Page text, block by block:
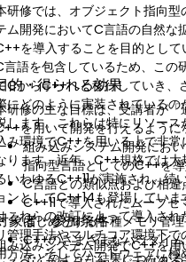
研修では、オブジェクト指向型
ム開発においてC言語の自然な
を導入することを目的とし
言語を包含しているため、この
CからC++へと移行していき、
にどのように実装されているの
します。これらは特にリソース
み環境でC++を用いる上で非常
ります。近年、C++規格では大
いわゆるC++11が実施され、続
ンとしてC++14も登場してい
これらの改訂によって導入され
管理手法やマルチコア環境下
方法、そしてハードウェアに極
的・得られる効果
研修の主な目標は、受講者が「
を用いて開発を行えるように
組み込みシステム開発にお
指向型言語としてのC++を
C言語との類似点および相違
C++11で導入されたムーブ
はじめとする各種メモリ管
C++のさまざまなパラダイ
でどのような結果につなが
象者・参加条件
み込みシステム開発でC++を